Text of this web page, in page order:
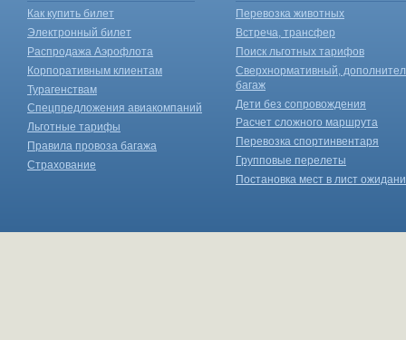
Как купить билет
Электронный билет
Распродажа Аэрофлота
Корпоративным клиентам
Турагенствам
Спецпредложения авиакомпаний
Льготные тарифы
Правила провоза багажа
Страхование
Перевозка животных
Встреча, трансфер
Поиск льготных тарифов
Сверхнормативный,
багаж
Дети без сопровождения
Расчет сложного маршрута
Перевозка спортинвентаря
Групповые перелеты
Постановка мест в лист